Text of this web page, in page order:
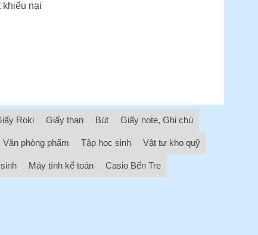
khiếu nại
Roki Giấy than Bút Giấy note, Ghi chú
Văn phòng phẩm Tập học sinh Vật tư kho quỹ
Máy tính kế toán Casio Bến Tre